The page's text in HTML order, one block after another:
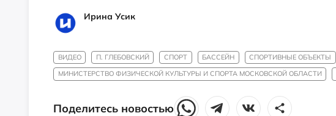
Ирина Усик
ВИДЕО П. ГЛЕБОВСКИЙ СПОРТ БАССЕЙН
СПОРТИВНЫЕ ОБЪЕКТЫ
МИНИСТЕРСТВО ФИЗИЧЕСКОЙ КУЛЬТУРЫ И СПОРТА МОСКОВСКОЙ ОБЛАСТИ
Поделитесь новостью